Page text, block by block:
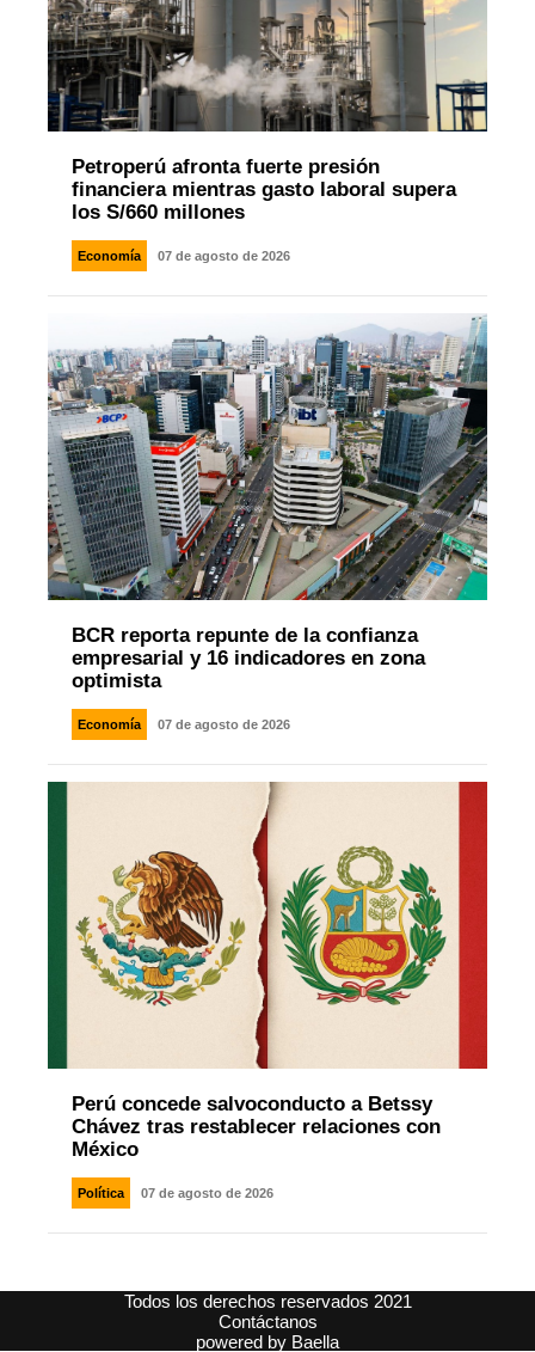
Petroperú afronta fuerte presión
financiera mientras gasto laboral supera
los S/660 millones
Economía 07 de agosto de 2026
BCR reporta repunte de la confianza
empresarial y 16 indicadores en zona
optimista
Economía 07 de agosto de 2026
Perú concede salvoconducto a Betssy
Chávez tras restablecer relaciones con
México
Política 07 de agosto de 2026
Todos los derechos reservados 2021
Contáctanos
powered by Baella